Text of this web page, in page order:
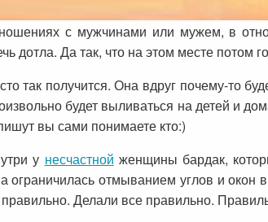
с мужчинами или мужем, в
дотла. Да так, что на этом месте потом
так получится. Она вдруг почему-то
будет выливаться на детей и
вы сами понимаете кто:)
у несчастной женщины бардак,
ограничилась отмыванием углов и окон
Делали все правильно.